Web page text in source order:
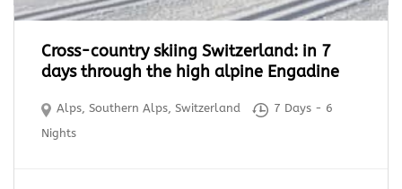
Cross-country skiing Switzerland: in 7
days through the high alpine Engadine
Alps,Southern Alps,Switzerland
7 Days - 6
Nights